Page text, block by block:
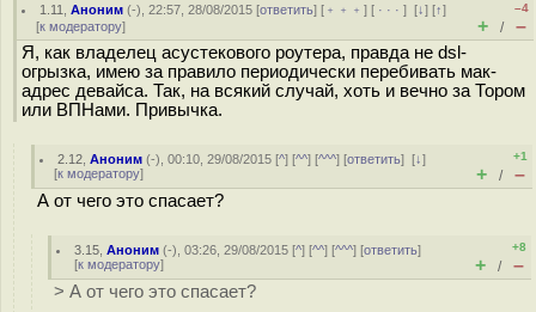
1.11 ,Аноним (-), 22:57, 28/08/2015 [ответить] [ ﹢﹢﹢] [ · · ·][↓] [↑]
[к модератору]
–4
+ / –
Я, как владелец асустекового роутера, правда не dsl-
огрызка, имею за правило периодически перебивать мак-
адрес девайса. Так, на всякий случай, хоть и вечно за Тором
или ВПНами. Привычка.
2.12 ,Аноним (-), 00:10, 29/08/2015 [^] [^^] [^^^] [ответить][↓]
[к модератору]
+1
+ / –
А от чего это спасает?
3.15 ,Аноним (-), 03:26, 29/08/2015 [^] [^^] [^^^] [ответить]
[к модератору]
+8
+ / –
> А от чего это спасает?